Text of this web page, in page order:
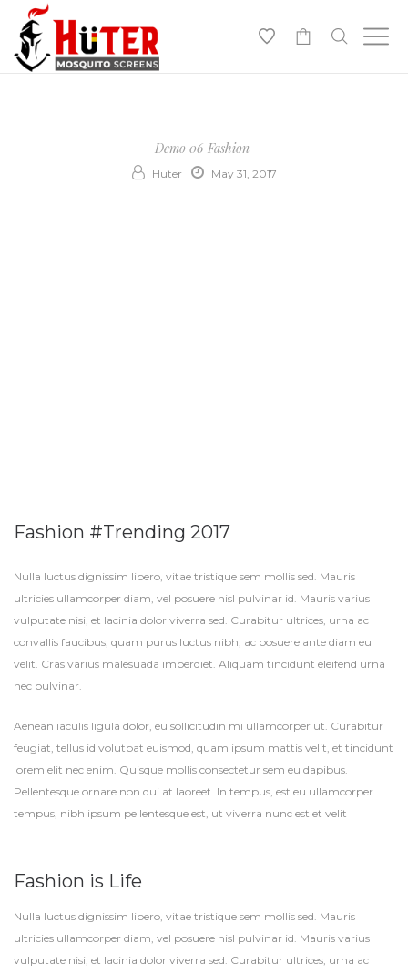
Demo 06 Fashion
Huter May 31, 2017
Fashion #Trending 2017
Nulla luctus dignissim libero, vitae tristique sem mollis sed. Mauris
ultricies ullamcorper diam, vel posuere nisl pulvinar id. Mauris varius
vulputate nisi, et lacinia dolor viverra sed. Curabitur ultrices, urna ac
convallis faucibus, quam purus luctus nibh, ac posuere ante diam eu
velit. Cras varius malesuada imperdiet. Aliquam tincidunt eleifend urna
nec pulvinar.
Aenean iaculis ligula dolor, eu sollicitudin mi ullamcorper ut. Curabitur
feugiat, tellus id volutpat euismod, quam ipsum mattis velit, et tincidunt
lorem elit nec enim. Quisque mollis consectetur sem eu dapibus.
Pellentesque ornare non dui at laoreet. In tempus, est eu ullamcorper
tempus, nibh ipsum pellentesque est, ut viverra nunc est et velit
Fashion is Life
Nulla luctus dignissim libero, vitae tristique sem mollis sed. Mauris
ultricies ullamcorper diam, vel posuere nisl pulvinar id. Mauris varius
vulputate nisi, et lacinia dolor viverra sed. Curabitur ultrices, urna ac